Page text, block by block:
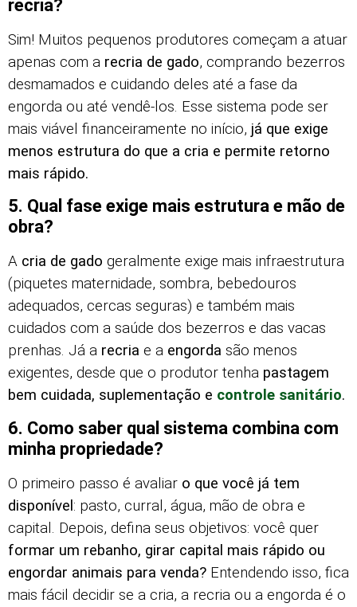
recria?
Sim! Muitos pequenos produtores começam a atuar
apenas com a recria de gado, comprando bezerros
desmamados e cuidando deles até a fase da
engorda ou até vendê-los. Esse sistema pode ser
mais viável financeiramente no início, já que exige
menos estrutura do que a cria e permite retorno
mais rápido.
5. Qual fase exige mais estrutura e mão de
obra?
A cria de gado geralmente exige mais infraestrutura
(piquetes maternidade, sombra, bebedouros
adequados, cercas seguras) e também mais
cuidados com a saúde dos bezerros e das vacas
prenhas. Já a recria e a engorda são menos
exigentes, desde que o produtor tenha pastagem
bem cuidada, suplementação e controle sanitário.
6. Como saber qual sistema combina com
minha propriedade?
O primeiro passo é avaliar o que você já tem
disponível : pasto, curral, água, mão de obra e
capital. Depois, defina seus objetivos: você quer
formar um rebanho, girar capital mais rápido ou
engordar animais para venda? Entendendo isso, fica
mais fácil decidir se a cria, a recria ou a engorda é o